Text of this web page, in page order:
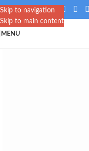
Skip to navigation
Skip to main content
MENU